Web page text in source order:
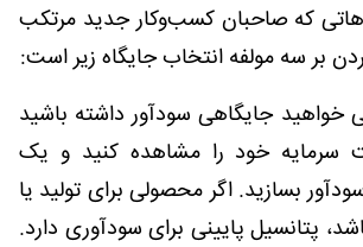
که صاحبان کسب‌وکار جدید مرتکب
بر سه مولفه انتخاب جایگاه زیر است:
خواهید جایگاهی سودآور داشته باشید
سرمایه خود را مشاهده کنید و یک
بسازید. اگر محصولی برای تولید یا
پتانسیل پایینی برای سودآوری دارد.